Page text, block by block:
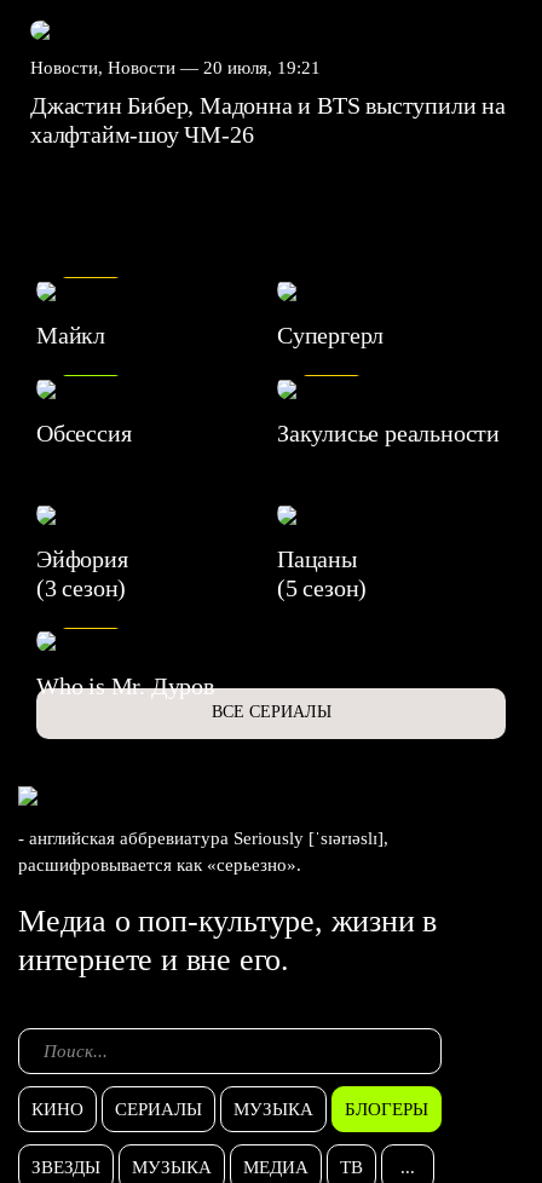
Новости, Новости — 20 июля, 19:21
Джастин Бибер, Мадонна и BTS выступили на
халфтайм-шоу ЧМ-26
Майкл Супергерл
Обсессия
7.1
Закулисье реальности
Эйфория
(3 сезон)
Пацаны
(5 сезон)
Who is Mr. Дуров
ВСЕ СЕРИАЛЫ
- английская аббревиатура Seriously [ˈsɪərɪəslɪ],
расшифровывается как «серьезно».
Медиа о поп-культуре, жизни в
интернете и вне его.
КИНО СЕРИАЛЫ МУЗЫКА БЛОГЕРЫ
ЗВЕЗДЫ МУЗЫКА МЕДИА ТВ ...